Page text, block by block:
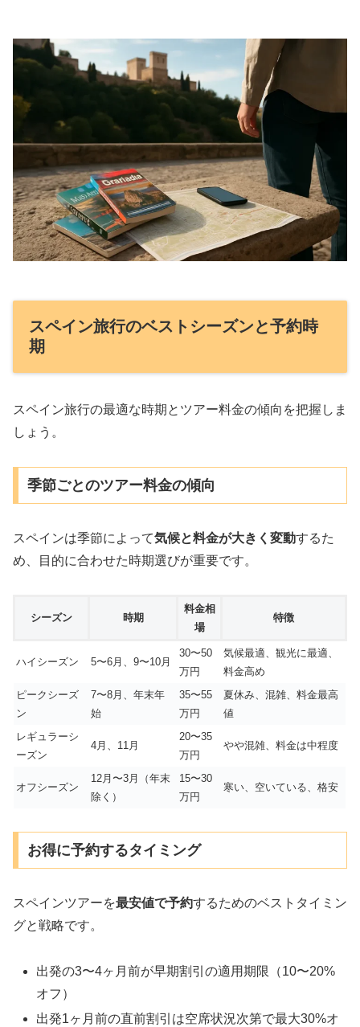
スペイン旅行のベストシーズンと予約時
期
スペイン旅行の最適な時期とツアー料金の傾向を把握しま
しょう。
季節ごとのツアー料金の傾向
スペインは季節によって気候と料金が大きく変動するた
め、目的に合わせた時期選びが重要です。
シーズン 時期
料金相
場
特徴
ハイシーズン 5〜6月、9〜10月
30〜50
万円
気候最適、観光に最適、
料金高め
ピークシーズ
ン
7〜8月、年末年
始
35〜55
万円
夏休み、混雑、料金最高
値
レギュラーシ
ーズン
4月、11月
20〜35
万円
やや混雑、料金は中程度
オフシーズン
12月〜3月（年末
除く）
15〜30
万円
寒い、空いている、格安
お得に予約するタイミング
スペインツアーを最安値で予約するためのベストタイミン
グと戦略です。
出発の3〜4ヶ月前が早期割引の適用期限（10〜20%
オフ）
出発1ヶ月前の直前割引は空席状況次第で最大30%オ